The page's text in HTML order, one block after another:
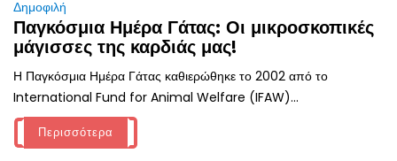
Δημοφιλή
Παγκόσμια Ημέρα Γάτας: Οι μικροσκοπικές
μάγισσες της καρδιάς μας!
Η Παγκόσμια Ημέρα Γάτας καθιερώθηκε το 2002 από το
International Fund for Animal Welfare (IFAW)...
Περισσότερα